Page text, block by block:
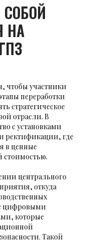
НА
чтобы участники
переработки
стратегическое
отрасли. В
с установками
ректификации, где
в ценные
стоимостью.
центрального
откуда
с цифровыми
которые
Такой